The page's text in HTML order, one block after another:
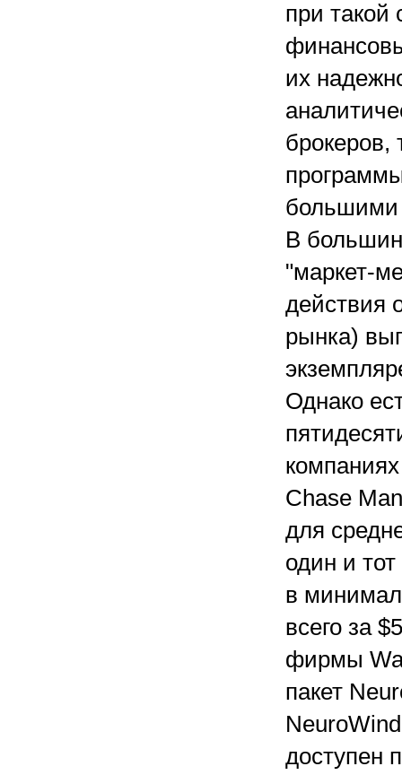
при такой
их
брокеров,
большими
В
"маркет-
действия
рынка)
Однако
Chase
для
один и
в
всего за
фирмы
пакет
доступен